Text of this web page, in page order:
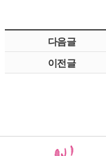
다음글
이전글